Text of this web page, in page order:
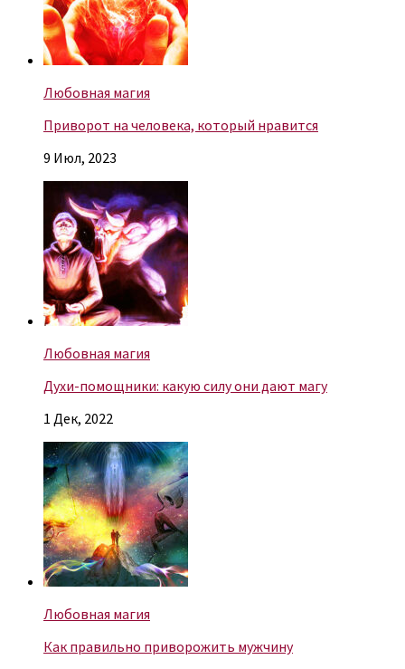
Любовная магия
Приворот на человека, который нравится
9 Июл, 2023
Любовная магия
Духи-помощники: какую силу они дают магу
1 Дек, 2022
Любовная магия
Как правильно приворожить мужчину